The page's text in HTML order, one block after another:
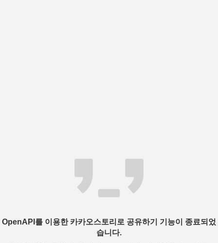
OpenAPI를 이용한 카카오스토리로 공유하기 기능이 종료되었
습니다.